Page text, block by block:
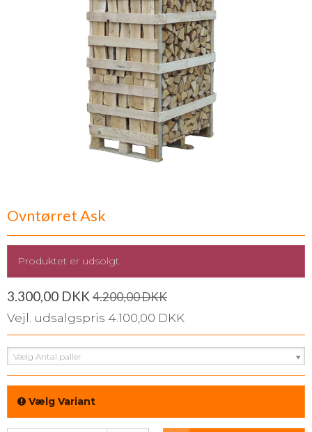
Ovntørret Ask
Produktet er udsolgt.
3.300,00 DKK4.200,00 DKK
Vejl. udsalgspris 4.100,00 DKK
Vælg Antal paller
Vælg Variant